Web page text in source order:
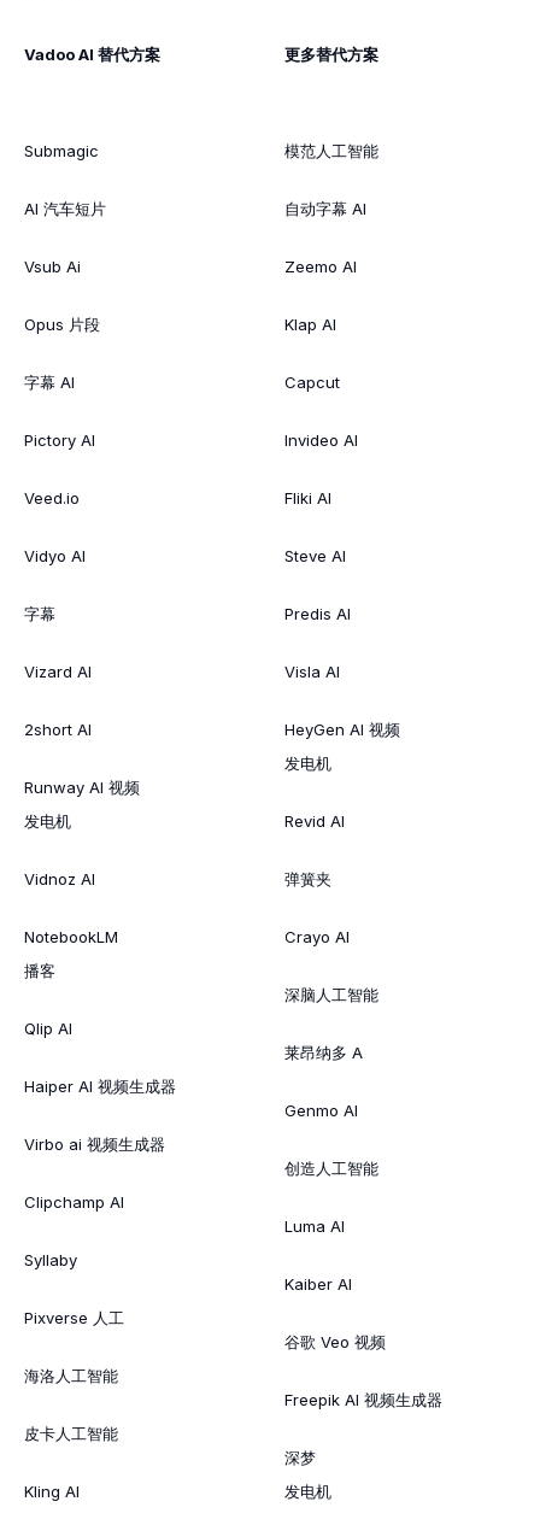
Vadoo AI 替代方案
Submagic
AI 汽车短片
Vsub Ai
Opus 片段
字幕 AI
Pictory AI
Veed.io
Vidyo AI
字幕
Vizard AI
2short AI
Runway AI 视频
发电机
Vidnoz AI
NotebookLM
播客
Qlip AI
Haiper AI 视频生成器
Virbo ai 视频生成器
Clipchamp AI
Syllaby
Pixverse 人工
海洛人工智能
皮卡人工智能
Kling AI
更多替代方案
模范人工智能
自动字幕 AI
Zeemo AI
Klap AI
Capcut
Invideo AI
Fliki AI
Steve AI
Predis AI
Visla AI
HeyGen AI 视频
发电机
Revid AI
弹簧夹
Crayo AI
深脑人工智能
莱昂纳多 A
Genmo AI
创造人工智能
Luma AI
Kaiber AI
谷歌 Veo 视频
Freepik AI 视频生成器
深梦
发电机